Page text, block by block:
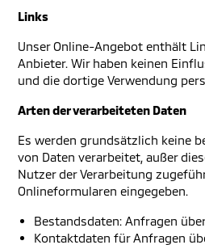
Links
Unser Online-Angebot enthält
Anbieter. Wir haben keinen
und die dortige Verwendung
Arten der verarbeiteten Daten
Es werden grundsätzlich keine
von Daten verarbeitet, außer
Nutzer der Verarbeitung
Onlineformularen eingegeben.
Bestandsdaten: Anfragen
Kontaktdaten für Anfragen